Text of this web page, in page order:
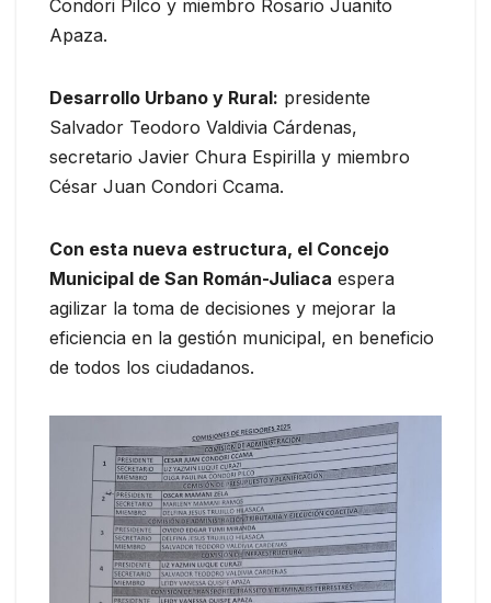
Condori Pilco y miembro Rosario Juanito
Apaza.
Desarrollo Urbano y Rural: presidente
Salvador Teodoro Valdivia Cárdenas,
secretario Javier Chura Espirilla y miembro
César Juan Condori Ccama.
Con esta nueva estructura, el Concejo
Municipal de San Román-Juliaca espera
agilizar la toma de decisiones y mejorar la
eficiencia en la gestión municipal, en beneficio
de todos los ciudadanos.